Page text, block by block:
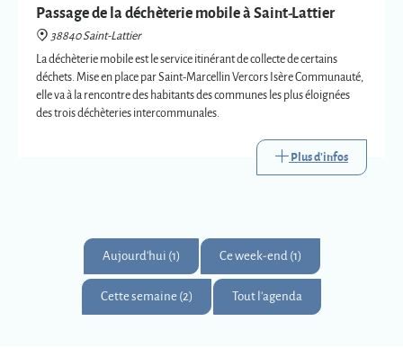
Passage de la déchèterie mobile à Saint-Lattier
38840 Saint-Lattier
La déchèterie mobile est le service itinérant de collecte de certains
déchets. Mise en place par Saint-Marcellin Vercors Isère Communauté,
elle va à la rencontre des habitants des communes les plus éloignées
des trois déchèteries intercommunales.
Plus d'infos
Aujourd'hui (1) Ce week-end (1)
Cette semaine (2) Tout l'agenda